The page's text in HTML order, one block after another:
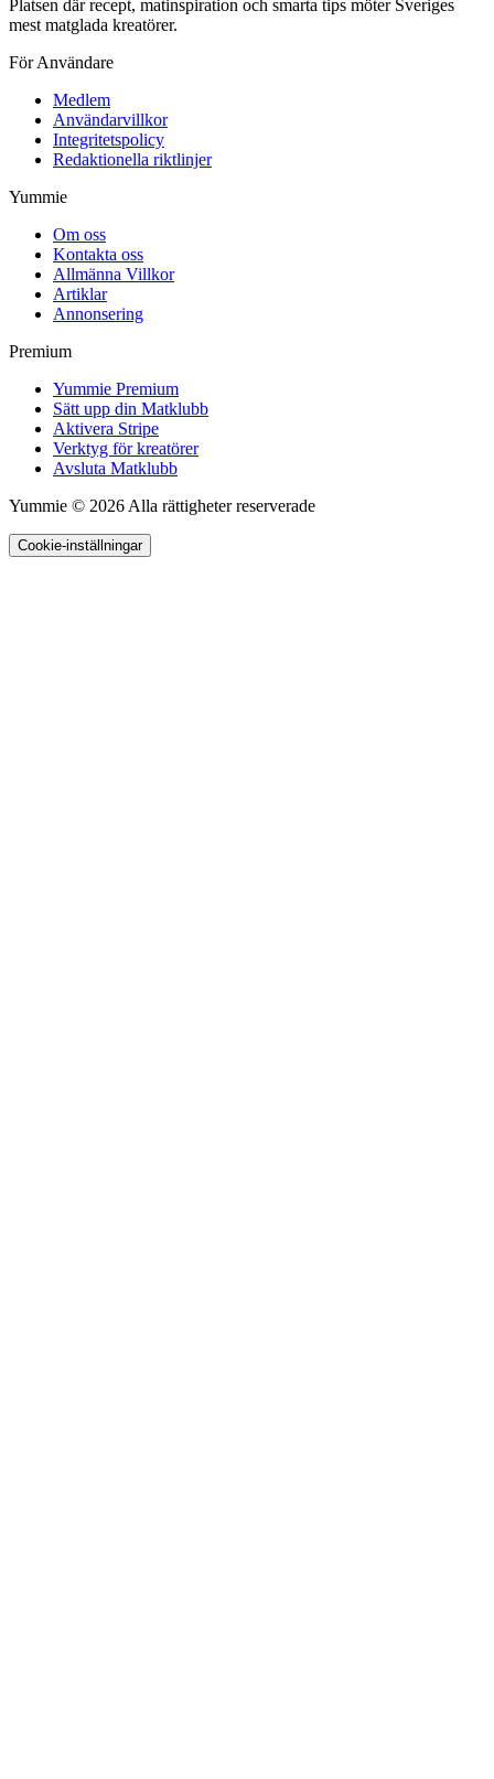
Platsen där recept, matinspiration och smarta tips möter Sveriges
mest matglada kreatörer.
För Användare
Medlem
Användarvillkor
Integritetspolicy
Redaktionella riktlinjer
Yummie
Om oss
Kontakta oss
Allmänna Villkor
Artiklar
Annonsering
Premium
Yummie Premium
Sätt upp din Matklubb
Aktivera Stripe
Verktyg för kreatörer
Avsluta Matklubb
Yummie © 2026 Alla rättigheter reserverade
Cookie-inställningar